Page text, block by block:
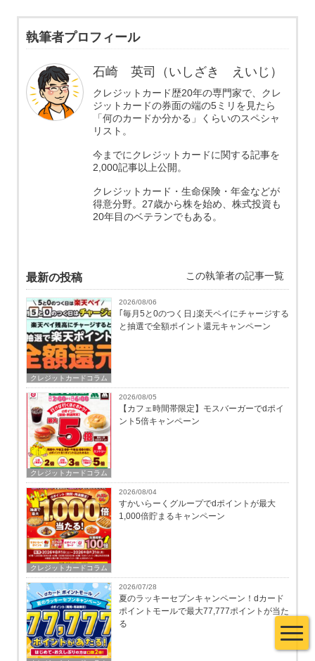
執筆者プロフィール
石崎 英司（いしざき えいじ）
クレジットカード歴20年の専門家で、クレ
ジットカードの券面の端の5ミリを見たら
「何のカードか分かる」くらいのスペシャ
リスト。
今までにクレジットカードに関する記事を
2,000記事以上公開。
クレジットカード・生命保険・年金などが
得意分野。27歳から株を始め、株式投資も
20年目のベテランでもある。
最新の投稿 この執筆者の記事一覧
クレジットカードコラム
2026/08/06
｢毎月5と0のつく日｣楽天ペイにチャージする
と抽選で全額ポイント還元キャンペーン
クレジットカードコラム
2026/08/05
【カフェ時間帯限定】モスバーガーでdポイ
ント5倍キャンペーン
クレジットカードコラム
2026/08/04
すかいらーくグループでdポイントが最大
1,000倍貯まるキャンペーン
2026/07/28
夏のラッキーセブンキャンペーン！dカード
ポイントモールで最大77,777ポイントが当た
る